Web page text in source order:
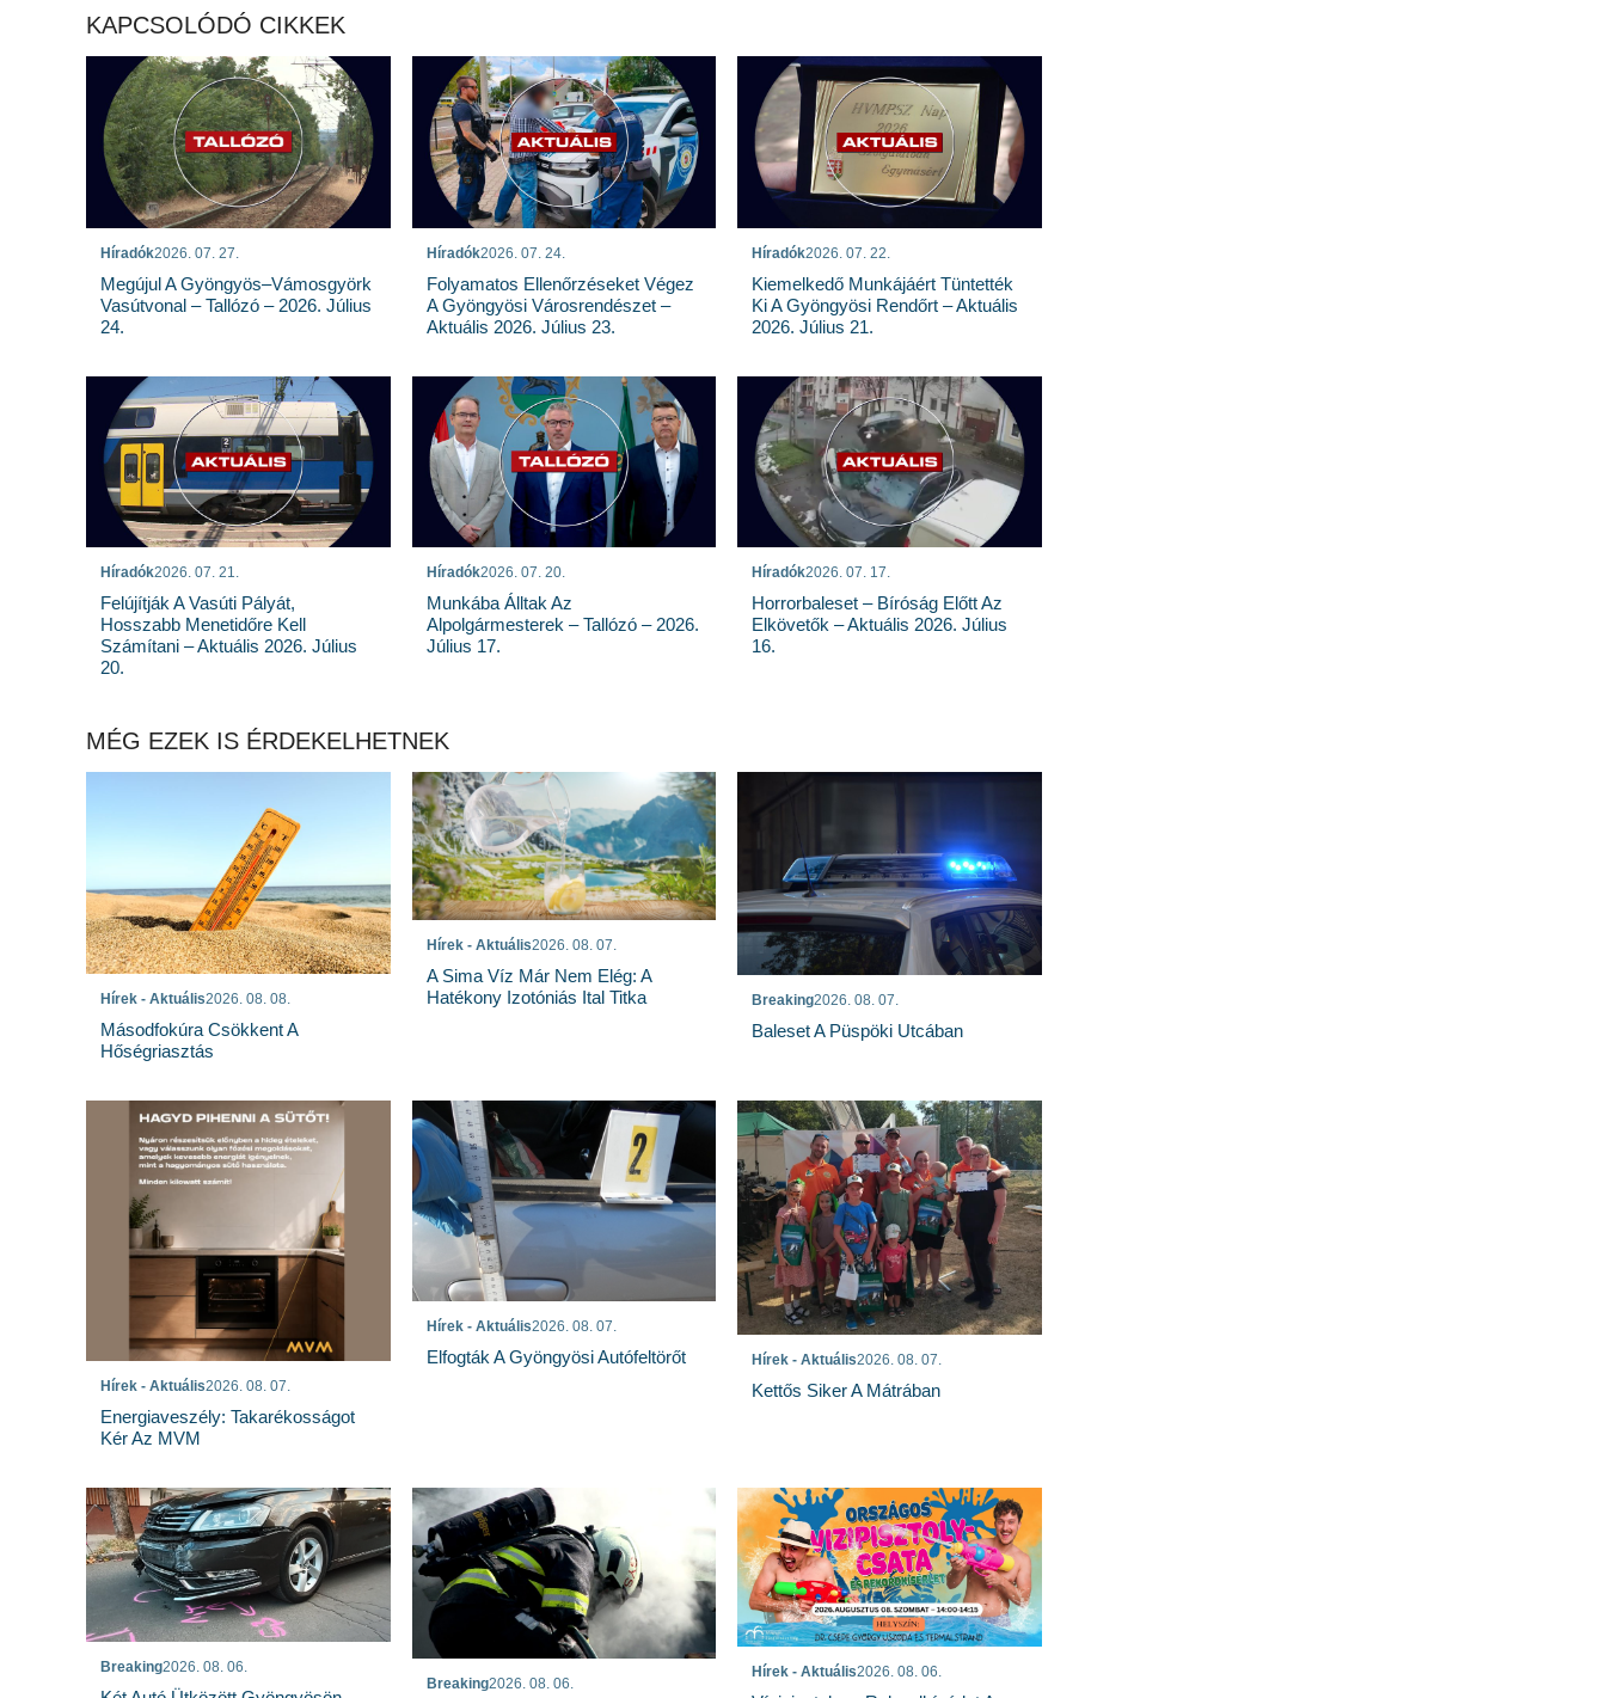
KAPCSOLÓDÓ CIKKEK
Híradók2026. 07. 27.
Megújul A Gyöngyös–Vámosgyörk
Vasútvonal – Tallózó – 2026. Július
24.
Híradók2026. 07. 24.
Folyamatos Ellenőrzéseket Végez
A Gyöngyösi Városrendészet –
Aktuális 2026. Július 23.
Híradók2026. 07. 22.
Kiemelkedő Munkájáért Tüntették
Ki A Gyöngyösi Rendőrt – Aktuális
2026. Július 21.
Híradók2026. 07. 21.
Felújítják A Vasúti Pályát,
Hosszabb Menetidőre Kell
Számítani – Aktuális 2026. Július
20.
Híradók2026. 07. 20.
Munkába Álltak Az
Alpolgármesterek – Tallózó – 2026.
Július 17.
Híradók2026. 07. 17.
Horrorbaleset – Bíróság Előtt Az
Elkövetők – Aktuális 2026. Július
16.
MÉG EZEK IS ÉRDEKELHETNEK
Hírek - Aktuális2026. 08. 08.
Másodfokúra Csökkent A
Hőségriasztás
Hírek - Aktuális2026. 08. 07.
A Sima Víz Már Nem Elég: A
Hatékony Izotóniás Ital Titka
Breaking2026. 08. 07.
Baleset A Püspöki Utcában
Hírek - Aktuális2026. 08. 07.
Energiaveszély: Takarékosságot
Kér Az MVM
Hírek - Aktuális2026. 08. 07.
Elfogták A Gyöngyösi Autófeltörőt Hírek - Aktuális2026. 08. 07.
Kettős Siker A Mátrában
Breaking2026. 08. 06.
Breaking2026. 08. 06.
Hírek - Aktuális2026. 08. 06.